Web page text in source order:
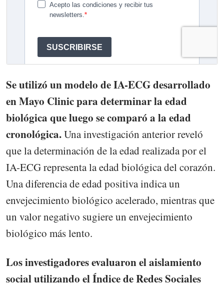
Se utilizó un modelo de IA-ECG desarrollado
en Mayo Clinic para determinar la edad
biológica que luego se comparó a la edad
cronológica.Una investigación anterior reveló
que la determinación de la edad realizada por el
IA-ECG representa la edad biológica del corazón.
Una diferencia de edad positiva indica un
envejecimiento biológico acelerado, mientras que
un valor negativo sugiere un envejecimiento
biológico más lento.
Los investigadores evaluaron el aislamiento
social utilizando el Índice de Redes Sociales